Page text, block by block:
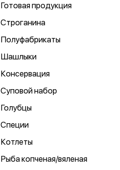
Готовая продукция
Строганина
Полуфабрикаты
Шашлыки
Консервация
Суповой набор
Голубцы
Специи
Котлеты
Рыба копченая/вяленая